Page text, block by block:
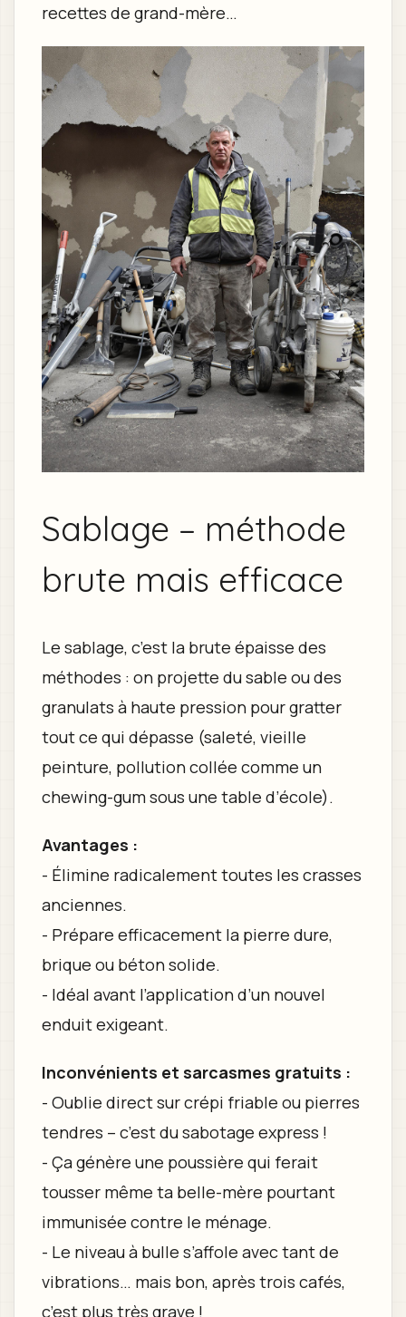
recettes de grand-mère…
Sablage – méthode
brute mais efficace
Le sablage, c’est la brute épaisse des
méthodes : on projette du sable ou des
granulats à haute pression pour gratter
tout ce qui dépasse (saleté, vieille
peinture, pollution collée comme un
chewing-gum sous une table d’école).
Avantages :
- Élimine radicalement toutes les crasses
anciennes.
- Prépare efficacement la pierre dure,
brique ou béton solide.
- Idéal avant l’application d’un nouvel
enduit exigeant.
Inconvénients et sarcasmes gratuits :
- Oublie direct sur crépi friable ou pierres
tendres – c’est du sabotage express !
- Ça génère une poussière qui ferait
tousser même ta belle-mère pourtant
immunisée contre le ménage.
- Le niveau à bulle s’affole avec tant de
vibrations… mais bon, après trois cafés,
c’est plus très grave !